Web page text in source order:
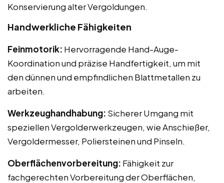
Konservierung alter Vergoldungen.
Handwerkliche Fähigkeiten
Feinmotorik: Hervorragende Hand-Auge-
Koordination und präzise Handfertigkeit, um mit
den dünnen und empfindlichen Blattmetallen zu
arbeiten.
Werkzeughandhabung: Sicherer Umgang mit
speziellen Vergolderwerkzeugen, wie Anschießer,
Vergoldermesser, Poliersteinen und Pinseln.
Oberflächenvorbereitung: Fähigkeit zur
fachgerechten Vorbereitung der Oberflächen,